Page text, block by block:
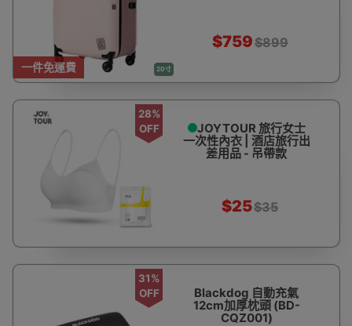
一件免運費 20寸
$759$899
28%
OFF
JOYTOUR 旅行女士
一次性內衣 | 酒店旅行出
差用品 - 吊帶款
$25$35
31%
OFF
Blackdog 自動充氣
12cm加厚枕頭 (BD-
CQZ001)